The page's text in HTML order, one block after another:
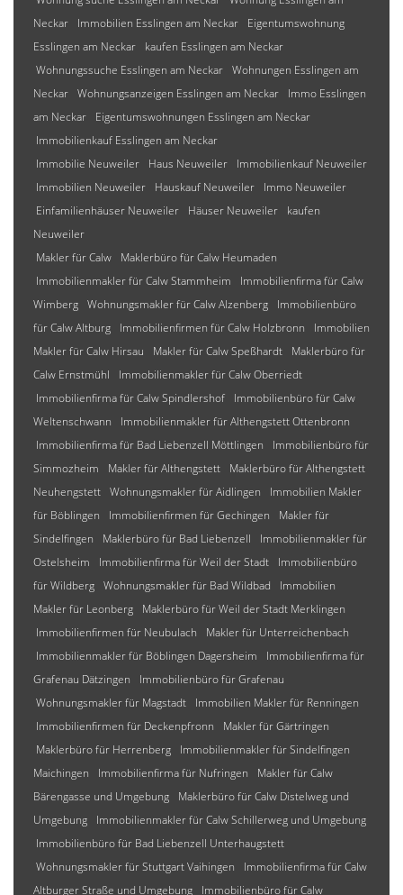
Neckar
Immobilien Esslingen am Neckar
Eigentumswohnung
Esslingen am Neckar
kaufen Esslingen am Neckar
Wohnungssuche Esslingen am Neckar Wohnungen Esslingen am
Neckar Wohnungsanzeigen Esslingen am Neckar
Immo Esslingen
am Neckar
Eigentumswohnungen Esslingen am Neckar
Immobilienkauf Esslingen am Neckar
Immobilie Neuweiler
Haus Neuweiler
Immobilienkauf Neuweiler
Immobilien Neuweiler
Hauskauf Neuweiler
Immo Neuweiler
Einfamilienhäuser Neuweiler
Häuser Neuweiler
kaufen
Neuweiler
Makler für Calw
Maklerbüro für Calw Heumaden
Immobilienmakler für Calw Stammheim
Immobilienfirma für Calw
Wimberg Wohnungsmakler für Calw Alzenberg
Immobilienbüro
für Calw Altburg
Immobilienfirmen für Calw Holzbronn
Immobilien
Makler für Calw Hirsau
Makler für Calw Speßhardt
Maklerbüro für
Calw Ernstmühl
Immobilienmakler für Calw Oberriedt
Immobilienfirma für Calw Spindlershof
Immobilienbüro für Calw
Weltenschwann
Immobilienmakler für Althengstett Ottenbronn
Immobilienfirma für Bad Liebenzell Möttlingen
Immobilienbüro für
Simmozheim
Makler für Althengstett
Maklerbüro für Althengstett
Neuhengstett Wohnungsmakler für Aidlingen
Immobilien Makler
für Böblingen
Immobilienfirmen für Gechingen
Makler für
Sindelfingen
Maklerbüro für Bad Liebenzell
Immobilienmakler für
Ostelsheim
Immobilienfirma für Weil der Stadt
Immobilienbüro
für Wildberg Wohnungsmakler für Bad Wildbad
Immobilien
Makler für Leonberg
Maklerbüro für Weil der Stadt Merklingen
Immobilienfirmen für Neubulach
Makler für Unterreichenbach
Immobilienmakler für Böblingen Dagersheim
Immobilienfirma für
Grafenau Dätzingen
Immobilienbüro für Grafenau
Wohnungsmakler für Magstadt
Immobilien Makler für Renningen
Immobilienfirmen für Deckenpfronn
Makler für Gärtringen
Maklerbüro für Herrenberg
Immobilienmakler für Sindelfingen
Maichingen
Immobilienfirma für Nufringen
Makler für Calw
Bärengasse und Umgebung
Maklerbüro für Calw Distelweg und
Umgebung
Immobilienmakler für Calw Schillerweg und Umgebung
Immobilienbüro für Bad Liebenzell Unterhaugstett
Wohnungsmakler für Stuttgart Vaihingen
Immobilienfirma für Calw
Altburger Straße und Umgebung
Immobilienbüro für Calw